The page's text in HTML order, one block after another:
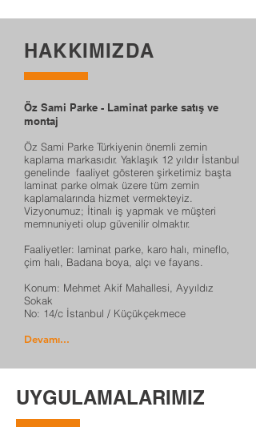
UYGULAMALARIMIZ
HAKKIMIZDA
Öz Sami Parke - Laminat parke satış ve
montaj
Öz Sami Parke Türkiyenin önemli zemin
kaplama markasıdır. Yaklaşık 12 yıldır İstanbul
genelinde faaliyet gösteren şirketimiz başta
laminat parke olmak üzere tüm zemin
kaplamalarında hizmet vermekteyiz.
Vizyonumuz; İtinalı iş yapmak ve müşteri
memnuniyeti olup güvenilir olmaktır.
Faaliyetler: laminat parke, karo halı, mineflo,
çim halı, Badana boya, alçı ve fayans.
Konum: Mehmet Akif Mahallesi, Ayyıldız
Sokak
No: 14/c İstanbul / Küçükçekmece
Devamı...